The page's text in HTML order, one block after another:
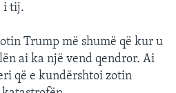
i tij.
Trump më shumë që kur u
ai ka një vend qendror. Ai
që e kundërshtoi zotin